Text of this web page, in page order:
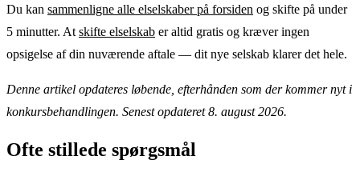
Du kan sammenligne alle elselskaber på forsiden og skifte på under
5 minutter. At skifte elselskab er altid gratis og kræver ingen
opsigelse af din nuværende aftale — dit nye selskab klarer det hele.
Denne artikel opdateres løbende, efterhånden som der kommer nyt i
konkursbehandlingen. Senest opdateret 8. august 2026.
Ofte stillede spørgsmål